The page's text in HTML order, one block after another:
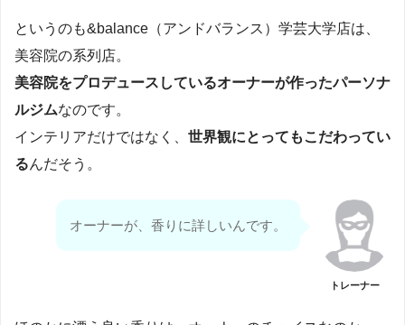
というのも&balance（アンドバランス）学芸大学店は、
美容院の系列店。
美容院をプロデュースしているオーナーが作ったパーソナ
ルジムなのです。
インテリアだけではなく、 世界観にとってもこだわってい
るんだそう。
オーナーが、香りに詳しいんです。
トレーナー